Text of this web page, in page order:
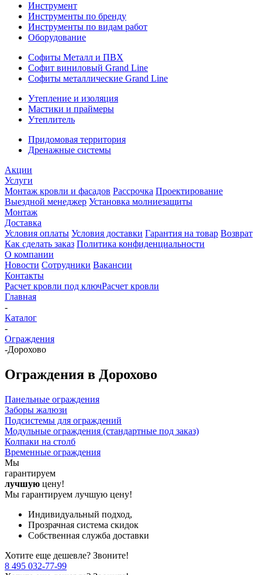
Инструмент
Инструменты по бренду
Инструменты по видам работ
Оборудование
Софиты Металл и ПВХ
Софит виниловый Grand Line
Софиты металлические Grand Line
Утепление и изоляция
Мастики и праймеры
Утеплитель
Придомовая территория
Дренажные системы
Акции
Услуги
Монтаж кровли и фасадов Рассрочка Проектирование
Выездной менеджер Установка молниезащиты
Монтаж
Доставка
Условия оплаты Условия доставки Гарантия на товар Возврат
Как сделать заказ Политика конфиденциальности
О компании
Новости Сотрудники Вакансии
Контакты
Расчет кровли под ключРасчет кровли
Главная
-
Каталог
-
Ограждения
-Дорохово
Ограждения в Дорохово
Панельные ограждения
Заборы жалюзи
Подсистемы для ограждений
Модульные ограждения (стандартные под заказ)
Колпаки на столб
Временные ограждения
Мы
гарантируем
лучшую цену!
Мы гарантируем лучшую цену!
Индивидуальный подход,
Прозрачная система скидок
Собственная служба доставки
Хотите еще дешевле? Звоните!
8 495 032-77-99